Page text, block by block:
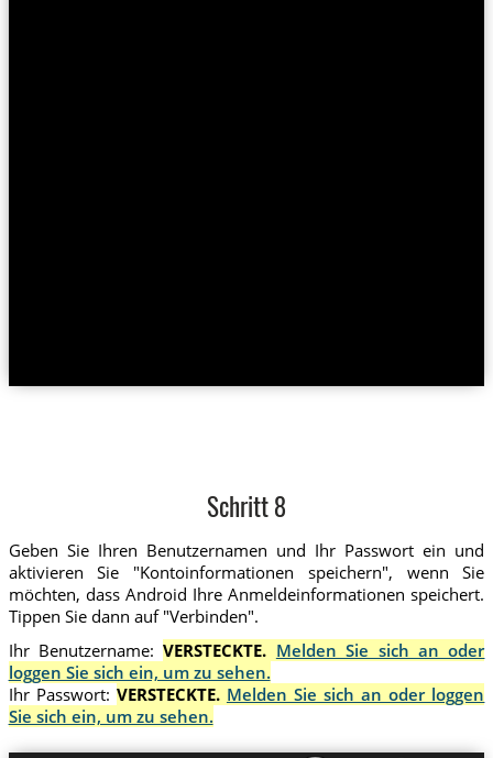
Schritt 8
Geben Sie Ihren Benutzernamen und Ihr Passwort ein und
aktivieren Sie "Kontoinformationen speichern", wenn Sie
möchten, dass Android Ihre Anmeldeinformationen speichert.
Tippen Sie dann auf "Verbinden".
Ihr Benutzername:VERSTECKTE. Melden Sie sich an oder
loggen Sie sich ein, um zu sehen.
Ihr Passwort: VERSTECKTE. Melden Sie sich an oder loggen
Sie sich ein, um zu sehen.